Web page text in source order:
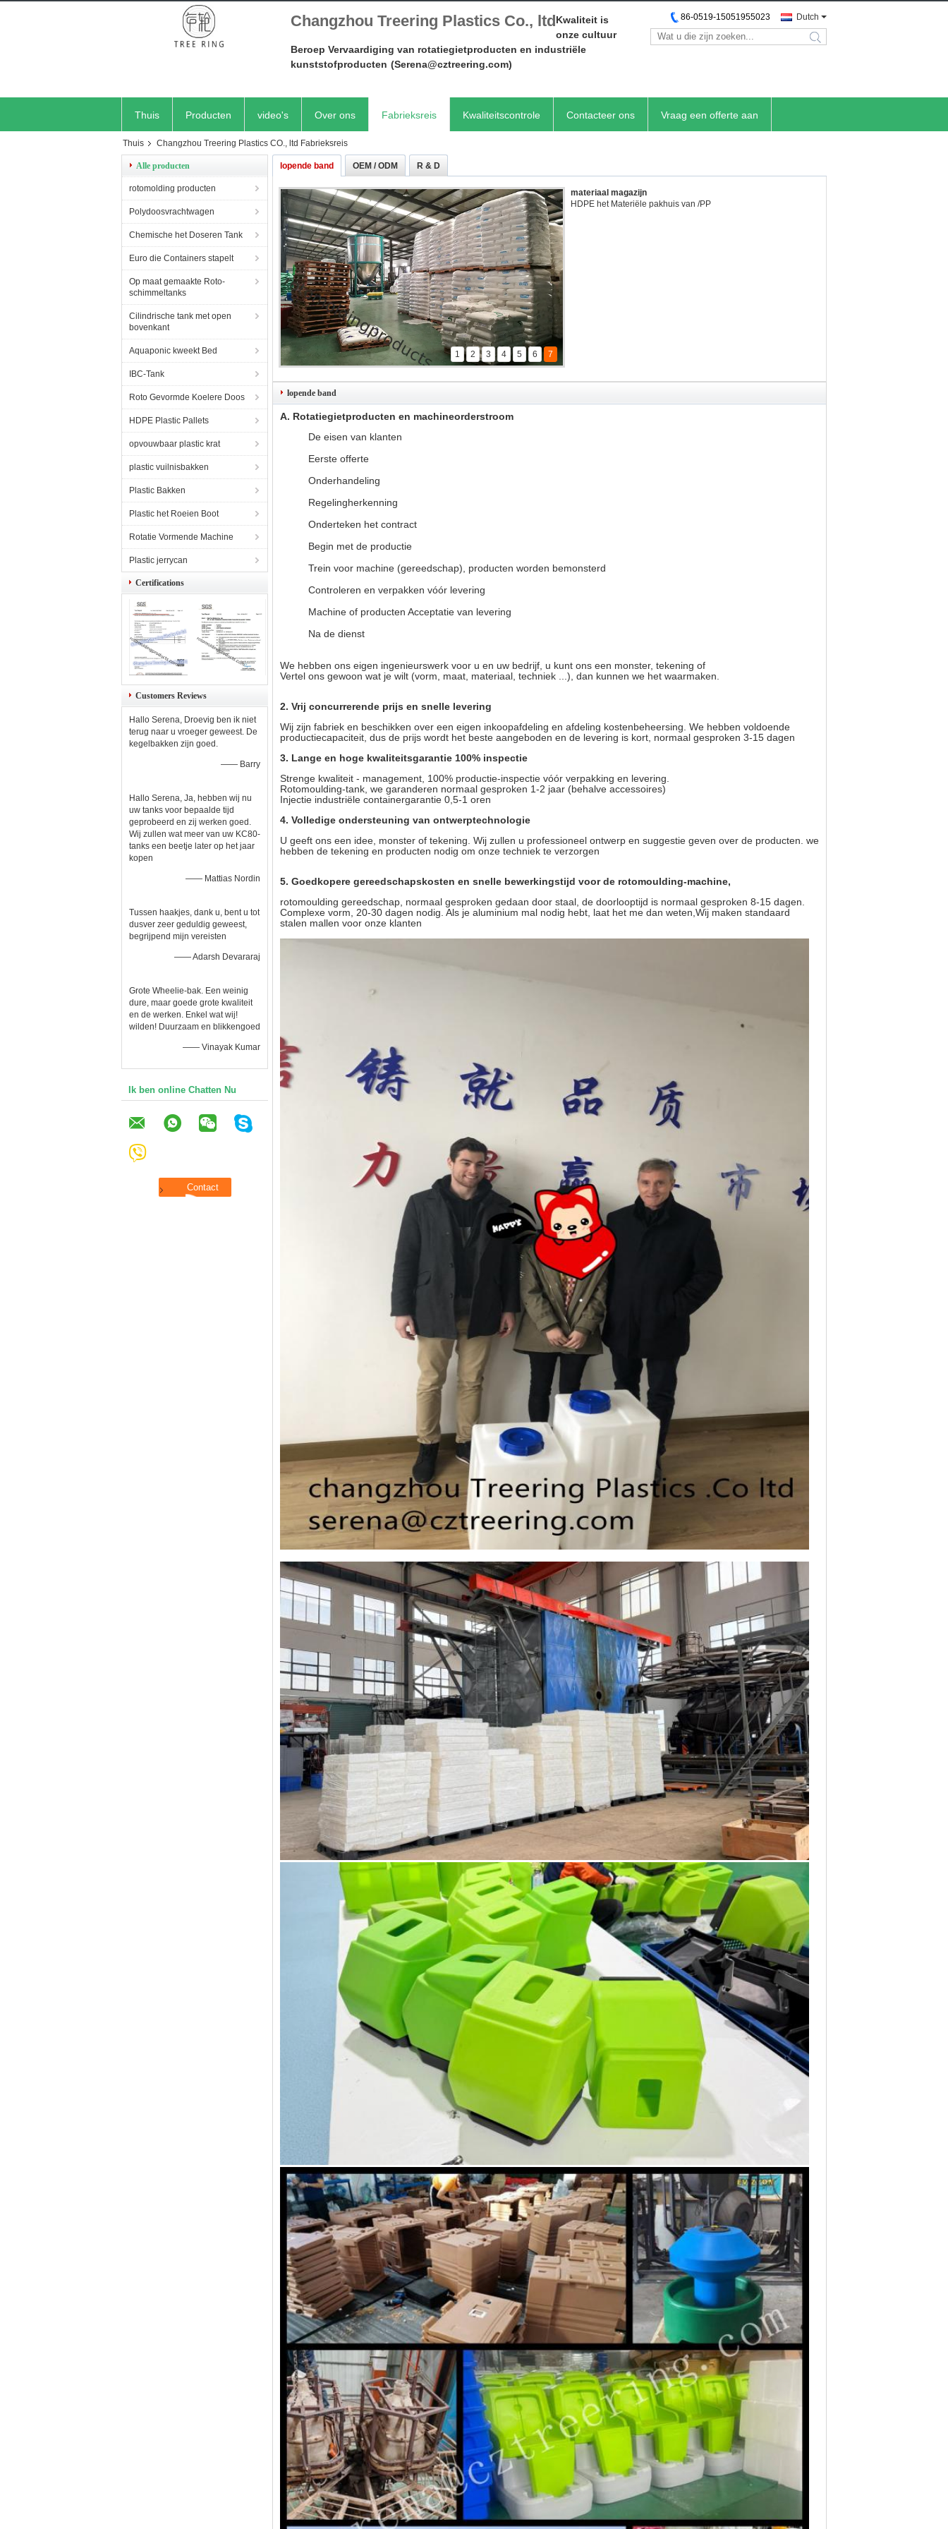
Changzhou Treering Plastics Co., ltdKwaliteit is
onze cultuur
Beroep Vervaardiging van rotatiegietproducten en industriële
kunststofproducten (Serena@cztreering.com)
Dutch
86-0519-15051955023
search
Thuis Producten video's Over ons Fabrieksreis Kwaliteitscontrole Contacteer ons Vraag een offerte aan
Thuis Changzhou Treering Plastics CO., ltd Fabrieksreis
Alle producten
rotomolding producten
Polydoosvrachtwagen
Chemische het Doseren Tank
Euro die Containers stapelt
Op maat gemaakte Roto-
schimmeltanks
Cilindrische tank met open
bovenkant
Aquaponic kweekt Bed
IBC-Tank
Roto Gevormde Koelere Doos
HDPE Plastic Pallets
opvouwbaar plastic krat
plastic vuilnisbakken
Plastic Bakken
Plastic het Roeien Boot
Rotatie Vormende Machine
Plastic jerrycan
Certifications
Customers Reviews
Hallo Serena, Droevig ben ik niet
terug naar u vroeger geweest. De
kegelbakken zijn goed.
—— Barry
Hallo Serena, Ja, hebben wij nu
uw tanks voor bepaalde tijd
geprobeerd en zij werken goed.
Wij zullen wat meer van uw KC80-
tanks een beetje later op het jaar
kopen
—— Mattias Nordin
Tussen haakjes, dank u, bent u tot
dusver zeer geduldig geweest,
begrijpend mijn vereisten
—— Adarsh Devararaj
Grote Wheelie-bak. Een weinig
dure, maar goede grote kwaliteit
en de werken. Enkel wat wij!
wilden! Duurzaam en blikkengoed
—— Vinayak Kumar
Ik ben online Chatten Nu
lopende band OEM / ODM R & D
1 2 3 4 5 6
7
OEM Rotogevormde watertank
magazijn voor rotomoldingsproducten
rotatiegieten producten verzending
Cliënten Vistiing Jan11, 2020
materiaal magazijn
6M Grote rotatiegietmachine
Onze 6 meter carrousel rotatiegietmachine is het middelpunt van
lopende band
A. Rotatiegietproducten en machineorderstroom
De eisen van klanten
Eerste offerte
Onderhandeling
Regelingherkenning
Onderteken het contract
Begin met de productie
Trein voor machine (gereedschap), producten worden bemonsterd
Controleren en verpakken vóór levering
Machine of producten Acceptatie van levering
Na de dienst
We hebben ons eigen ingenieurswerk voor u en uw bedrijf, u kunt ons een monster, tekening of
Vertel ons gewoon wat je wilt (vorm, maat, materiaal, techniek ...), dan kunnen we het waarmaken.
2. Vrij concurrerende prijs en snelle levering
Wij zijn fabriek en beschikken over een eigen inkoopafdeling en afdeling kostenbeheersing. We hebben voldoende
productiecapaciteit, dus de prijs wordt het beste aangeboden en de levering is kort, normaal gesproken 3-15 dagen
3. Lange en hoge kwaliteitsgarantie 100% inspectie
Strenge kwaliteit - management, 100% productie-inspectie vóór verpakking en levering.
Rotomoulding-tank, we garanderen normaal gesproken 1-2 jaar (behalve accessoires)
Injectie industriële containergarantie 0,5-1 oren
4. Volledige ondersteuning van ontwerptechnologie
U geeft ons een idee, monster of tekening. Wij zullen u professioneel ontwerp en suggestie geven over de producten. we
hebben de tekening en producten nodig om onze techniek te verzorgen
5. Goedkopere gereedschapskosten en snelle bewerkingstijd voor de rotomoulding-machine,
rotomoulding gereedschap, normaal gesproken gedaan door staal, de doorlooptijd is normaal gesproken 8-15 dagen.
Complexe vorm, 20-30 dagen nodig. Als je aluminium mal nodig hebt, laat het me dan weten, Wij maken standaard
stalen mallen voor onze klanten